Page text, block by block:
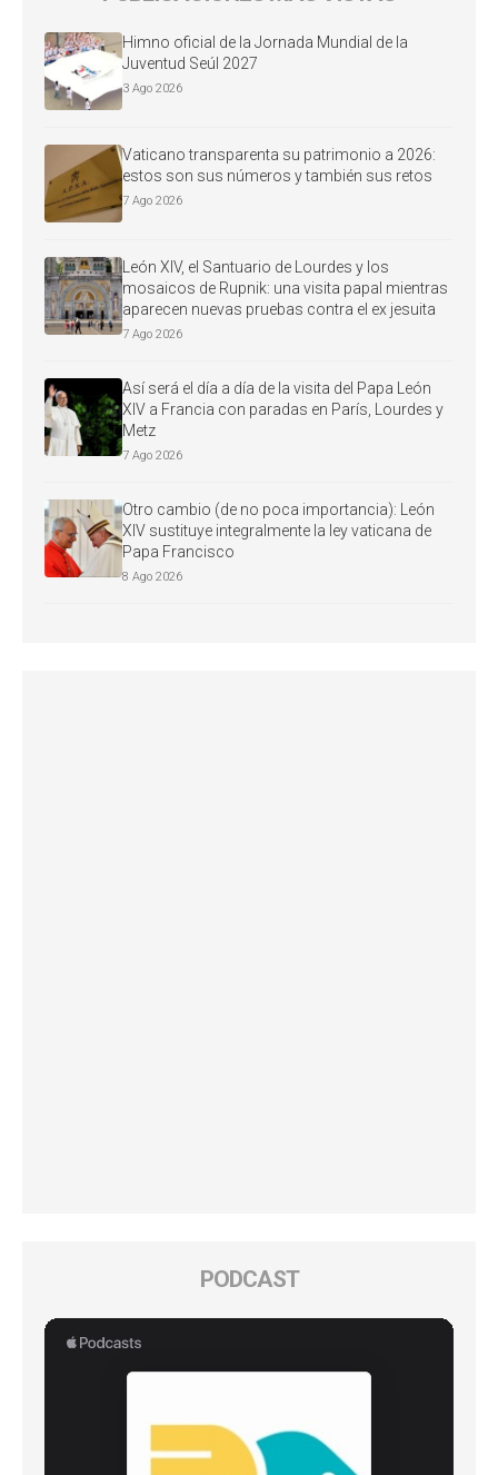
Himno oficial de la Jornada Mundial de la
Juventud Seúl 2027
3 Ago 2026
Vaticano transparenta su patrimonio a 2026:
estos son sus números y también sus retos
7 Ago 2026
León XIV, el Santuario de Lourdes y los
mosaicos de Rupnik: una visita papal mientras
aparecen nuevas pruebas contra el ex jesuita
7 Ago 2026
Así será el día a día de la visita del Papa León
XIV a Francia con paradas en París, Lourdes y
Metz
7 Ago 2026
Otro cambio (de no poca importancia): León
XIV sustituye integralmente la ley vaticana de
Papa Francisco
8 Ago 2026
PODCAST